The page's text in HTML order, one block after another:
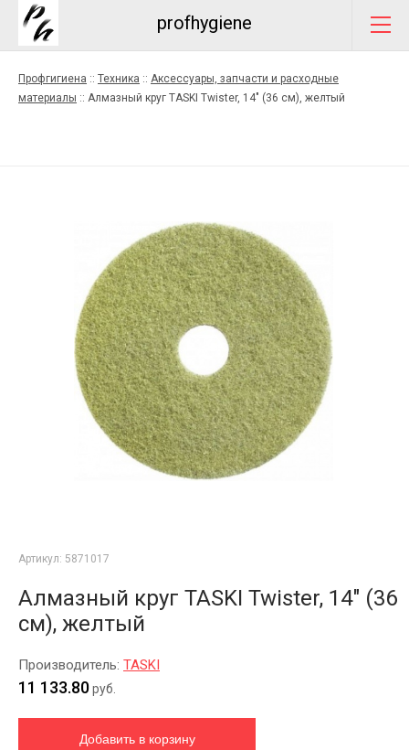
profhygiene
Профгигиена :: Техника :: Аксессуары, запчасти и расходные
материалы :: Алмазный круг TASKI Twister, 14" (36 см), желтый
Артикул: 5871017
Алмазный круг TASKI Twister, 14" (36
см), желтый
Производитель: TASKI
11 133.80руб.